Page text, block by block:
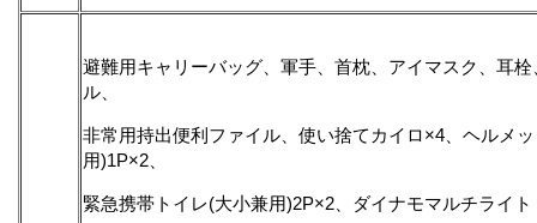
避難用キャリーバッグ、軍手、首枕、アイマスク、耳
ル、
非常用持出便利ファイル、使い捨てカイロ×4、ヘルメ
用)1P×2、
緊急携帯トイレ(大小兼用)2P×2、ダイナモマルチライト